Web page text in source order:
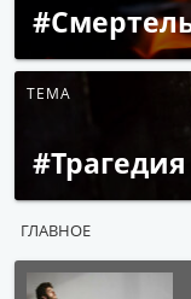
ТЕМА
ГЛАВНОЕ